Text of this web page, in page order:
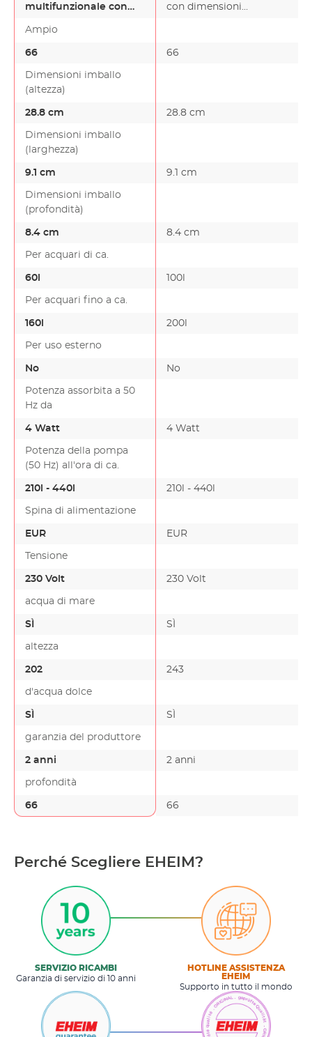
l'accesso alle cartucce filtranti e la pulizia. È anche
multifunzionale con
un desig…
con dimensioni
Ampio
66 66
Dimensioni imballo
(altezza)
28.8 cm 28.8 cm
Dimensioni imballo
(larghezza)
9.1 cm 9.1 cm
Dimensioni imballo
(profondità)
8.4 cm 8.4 cm
Per acquari di ca.
60l 100l
Per acquari fino a ca.
160l 200l
Per uso esterno
No No
Potenza assorbita a 50
Hz da
4 Watt 4 Watt
Potenza della pompa
(50 Hz) all'ora di ca.
210l - 440l 210l - 440l
Spina di alimentazione
EUR EUR
Tensione
230 Volt 230 Volt
acqua di mare
SÌ SÌ
altezza
202 243
d'acqua dolce
SÌ SÌ
garanzia del produttore
2 anni 2 anni
profondità
66 66
Perché Scegliere EHEIM?
SERVIZIO RICAMBI
Garanzia di servizio di 10 anni
HOTLINE ASSISTENZA
EHEIM
Supporto in tutto il mondo